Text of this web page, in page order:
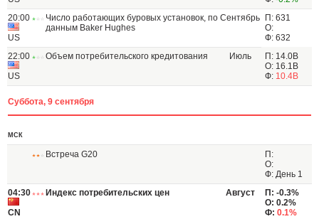
20:00
US
Число работающих буровых установок, по
данным Baker Hughes
Сентябрь
П: 631
О:
Ф: 632
22:00
US
Объем потребительского кредитования Июль
П: 14.0B
О: 16.1B
Ф: 10.4B
Суббота, 9 сентября
МСК
Встреча G20
П:
О:
Ф: День 1
04:30
CN
Индекс потребительских цен Август
П: -0.3%
О: 0.2%
Ф: 0.1%